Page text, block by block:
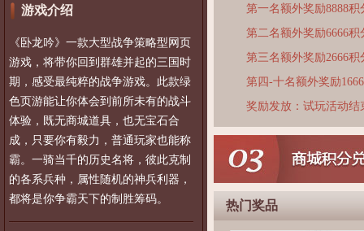
游戏介绍
《卧龙吟》一款大型战争策略型网页
游戏，将带你回到群雄并起的三国时
期，感受最纯粹的战争游戏。此款绿
色页游能让你体会到前所未有的战斗
体验，既无商城道具，也无宝石合
成，只要你有毅力，普通玩家也能称
霸。一骑当千的历史名将，彼此克制
的各系兵种，属性随机的神兵利器，
都将是你争霸天下的制胜筹码。
第一名额外奖励8888积
第二名额外奖励6666积
第三名额外奖励2666积
第四-十名额外奖励
奖励发放：试玩活动
热门奖品